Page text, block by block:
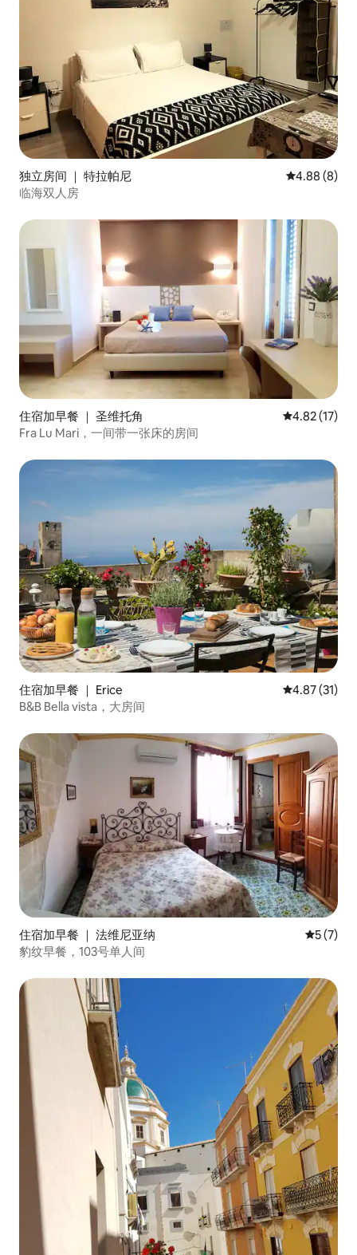
独立房间 ｜ 特拉帕尼 平均评分
4.88 (8)
临海双人房
住宿加早餐 ｜ 圣维托角 平均评分
4.82 (17)
Fra Lu Mari，一间带一张床的房间
住宿加早餐 ｜ Erice 平均评分
4.87 (31)
B&B Bella vista，大房间
住宿加早餐 ｜ 法维尼亚纳 平均评分
5 (7)
豹纹早餐，103号单人间